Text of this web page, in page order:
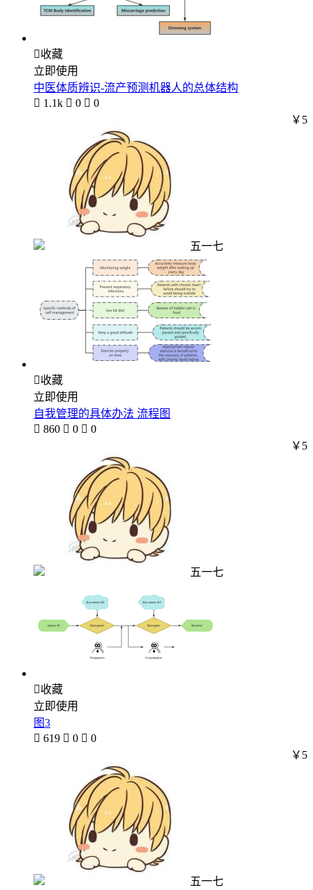
收藏
立即使用
中医体质辨识-流产预测机器人的总体结构
 1.1k  0  0
五一七
￥5
收藏
立即使用
自我管理的具体办法 流程图
 860  0  0
五一七
￥5
收藏
立即使用
图3
 619  0  0
五一七
￥5